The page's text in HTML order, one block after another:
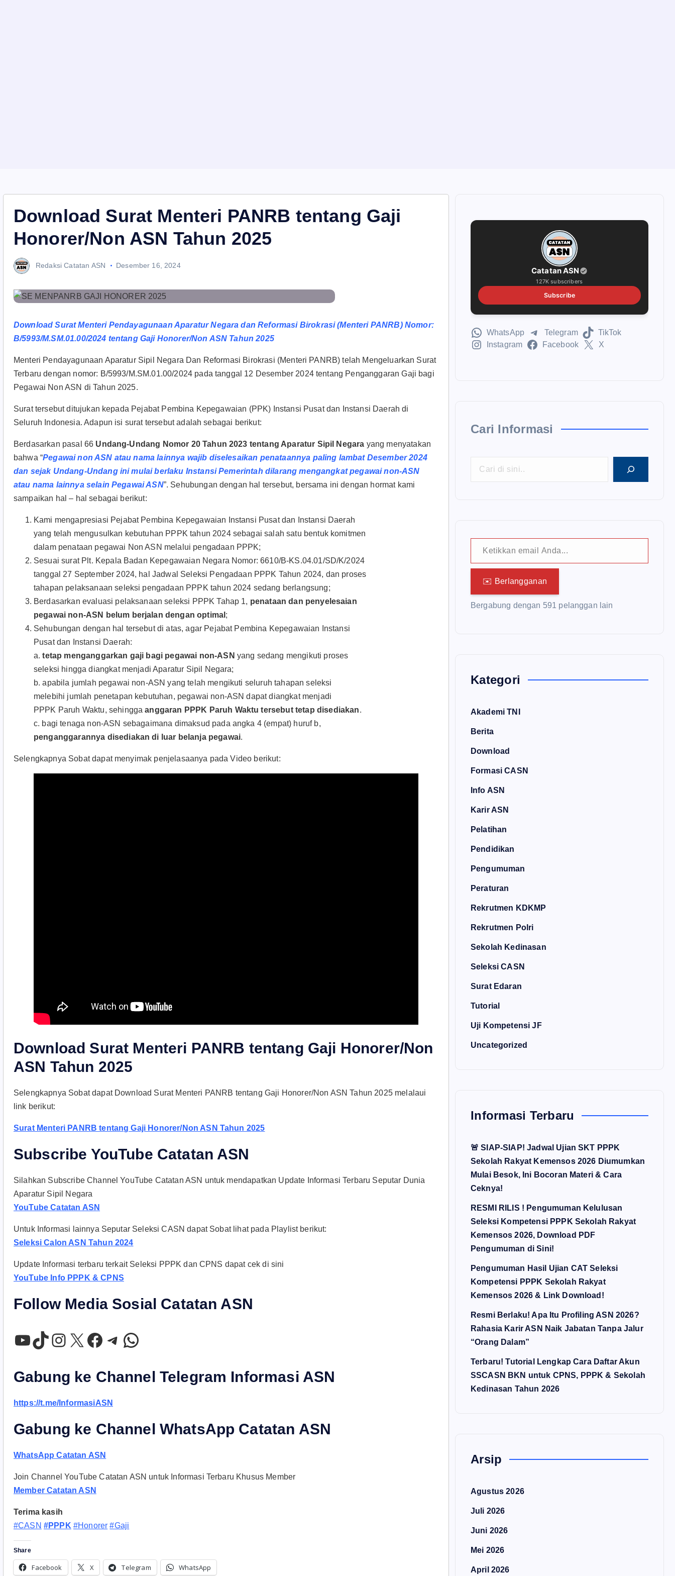
Download Surat Menteri PANRB tentang Gaji
Honorer/Non ASN Tahun 2025
Redaksi Catatan ASN Desember 16, 2024
Download Surat Menteri Pendayagunaan Aparatur Negara dan Reformasi Birokrasi (Menteri PANRB) Nomor:
B/5993/M.SM.01.00/2024 tentang Gaji Honorer/Non ASN Tahun 2025
Menteri Pendayagunaan Aparatur Sipil Negara Dan Reformasi Birokrasi (Menteri PANRB) telah Mengeluarkan Surat
Terbaru dengan nomor: B/5993/M.SM.01.00/2024 pada tanggal 12 Desember 2024 tentang Penganggaran Gaji bagi
Pegawai Non ASN di Tahun 2025.
Surat tersebut ditujukan kepada Pejabat Pembina Kepegawaian (PPK) Instansi Pusat dan Instansi Daerah di
Seluruh Indonesia. Adapun isi surat tersebut adalah sebagai berikut:
Berdasarkan pasal 66 Undang-Undang Nomor 20 Tahun 2023 tentang Aparatur Sipil Negara yang menyatakan
bahwa “Pegawai non ASN atau nama lainnya wajib diselesaikan penataannya paling lambat Desember 2024
dan sejak Undang-Undang ini mulai berlaku Instansi Pemerintah dilarang mengangkat pegawai non-ASN
atau nama lainnya selain Pegawai ASN”. Sehubungan dengan hal tersebut, bersama ini dengan hormat kami
sampaikan hal – hal sebagai berikut:
Kami mengapresiasi Pejabat Pembina Kepegawaian Instansi Pusat dan Instansi Daerah
yang telah mengusulkan kebutuhan PPPK tahun 2024 sebagai salah satu bentuk komitmen
dalam penataan pegawai Non ASN melalui pengadaan PPPK;
Sesuai surat Plt. Kepala Badan Kepegawaian Negara Nomor: 6610/B-KS.04.01/SD/K/2024
tanggal 27 September 2024, hal Jadwal Seleksi Pengadaan PPPK Tahun 2024, dan proses
tahapan pelaksanaan seleksi pengadaan PPPK tahun 2024 sedang berlangsung;
Berdasarkan evaluasi pelaksanaan seleksi PPPK Tahap 1, penataan dan penyelesaian
pegawai non-ASN belum berjalan dengan optimal ;
Sehubungan dengan hal tersebut di atas, agar Pejabat Pembina Kepegawaian Instansi
Pusat dan Instansi Daerah:
a.tetap menganggarkan gaji bagi pegawai non-ASN yang sedang mengikuti proses
seleksi hingga diangkat menjadi Aparatur Sipil Negara;
b. apabila jumlah pegawai non-ASN yang telah mengikuti seluruh tahapan seleksi
melebihi jumlah penetapan kebutuhan, pegawai non-ASN dapat diangkat menjadi
PPPK Paruh Waktu, sehinggaanggaran PPPK Paruh Waktu tersebut tetap disediakan.
c. bagi tenaga non-ASN sebagaimana dimaksud pada angka 4 (empat) huruf b,
penganggarannya disediakan di luar belanja pegawai.
Selengkapnya Sobat dapat menyimak penjelasaanya pada Video berikut:
Download Surat Menteri PANRB tentang Gaji Honorer/Non
ASN Tahun 2025
Selengkapnya Sobat dapat Download Surat Menteri PANRB tentang Gaji Honorer/Non ASN Tahun 2025 melalaui
link berikut:
Surat Menteri PANRB tentang Gaji Honorer/Non ASN Tahun 2025
Subscribe YouTube Catatan ASN
Silahkan Subscribe Channel YouTube Catatan ASN untuk mendapatkan Update Informasi Terbaru Seputar Dunia
Aparatur Sipil Negara
YouTube Catatan ASN
Untuk Informasi lainnya Seputar Seleksi CASN dapat Sobat lihat pada Playlist berikut:
Seleksi Calon ASN Tahun 2024
Update Informasi terbaru terkait Seleksi PPPK dan CPNS dapat cek di sini
YouTube Info PPPK & CPNS
Follow Media Sosial Catatan ASN
YouTube TikTok Instagram X Facebook Telegram WhatsApp
Gabung ke Channel Telegram Informasi ASN
https://t.me/InformasiASN
Gabung ke Channel WhatsApp Catatan ASN
WhatsApp Catatan ASN
Join Channel YouTube Catatan ASN untuk Informasi Terbaru Khusus Member
Member Catatan ASN
Terima kasih
#CASN #PPPK #Honorer #Gaji
Share
Facebook X Telegram WhatsApp
Catatan ASN
127K subscribers
Subscribe
WhatsApp Telegram
TikTok
Instagram
Facebook X
Cari Informasi
Ketikkan email Anda...
✉️ Berlangganan
Bergabung dengan 591 pelanggan lain
Kategori
Akademi TNI
Berita
Download
Formasi CASN
Info ASN
Karir ASN
Pelatihan
Pendidikan
Pengumuman
Peraturan
Rekrutmen KDKMP
Rekrutmen Polri
Sekolah Kedinasan
Seleksi CASN
Surat Edaran
Tutorial
Uji Kompetensi JF
Uncategorized
Informasi Terbaru
🚨 SIAP-SIAP! Jadwal Ujian SKT PPPK
Sekolah Rakyat Kemensos 2026 Diumumkan
Mulai Besok, Ini Bocoran Materi & Cara
Ceknya!
RESMI RILIS ! Pengumuman Kelulusan
Seleksi Kompetensi PPPK Sekolah Rakyat
Kemensos 2026, Download PDF
Pengumuman di Sini!
Pengumuman Hasil Ujian CAT Seleksi
Kompetensi PPPK Sekolah Rakyat
Kemensos 2026 & Link Download!
Resmi Berlaku! Apa Itu Profiling ASN 2026?
Rahasia Karir ASN Naik Jabatan Tanpa Jalur
“Orang Dalam”
Terbaru! Tutorial Lengkap Cara Daftar Akun
SSCASN BKN untuk CPNS, PPPK & Sekolah
Kedinasan Tahun 2026
Arsip
Agustus 2026
Juli 2026
Juni 2026
Mei 2026
April 2026